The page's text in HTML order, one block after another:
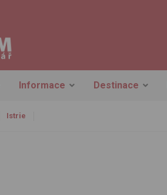
Informace Destinace
Istrie